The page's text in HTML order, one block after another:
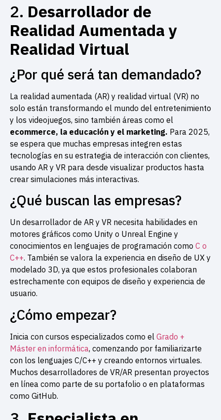
2. Desarrollador de
Realidad Aumentada y
Realidad Virtual
¿Por qué será tan demandado?
La realidad aumentada (AR) y realidad virtual (VR) no
solo están transformando el mundo del entretenimiento
y los videojuegos, sino también áreas como el
ecommerce, la educación y el marketing. Para 2025,
se espera que muchas empresas integren estas
tecnologías en su estrategia de interacción con clientes,
usando AR y VR para desde visualizar productos hasta
crear simulaciones más interactivas.
¿Qué buscan las empresas?
Un desarrollador de AR y VR necesita habilidades en
motores gráficos como Unity o Unreal Engine y
conocimientos en lenguajes de programación como C o
C++. También se valora la experiencia en diseño de UX y
modelado 3D, ya que estos profesionales colaboran
estrechamente con equipos de diseño y experiencia de
usuario.
¿Cómo empezar?
Inicia con cursos especializados como el Grado +
Máster en informática, comenzando por familiarizarte
con los lenguajes C/C++ y creando entornos virtuales.
Muchos desarrolladores de VR/AR presentan proyectos
en línea como parte de su portafolio o en plataformas
como GitHub.